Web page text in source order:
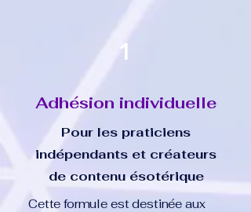
1
Adhésion individuelle
Pour les praticiens
indépendants et créateurs
de contenu ésotérique
Cette formule est destinée aux